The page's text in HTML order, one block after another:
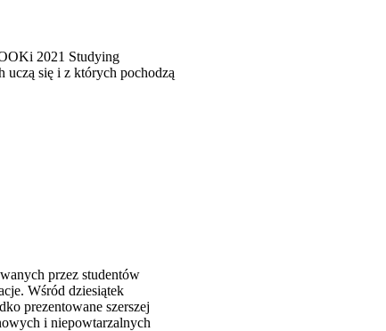
przez studentów
Wśród dziesiątek
prezentowane szerszej
i niepowtarzalnych